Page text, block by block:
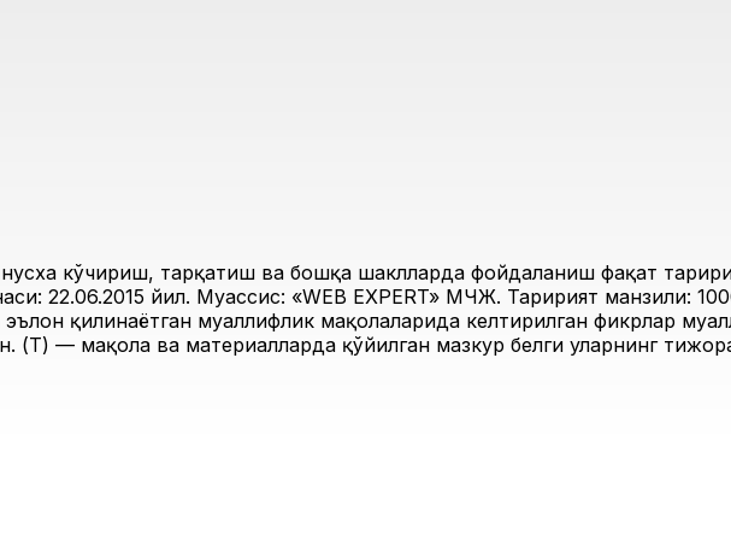
кўчириш, тарқатиш ва бошқа шаклларда фойдаланиш фақат
22.06.2015 йил. Муассис: «WEB EXPERT» МЧЖ. Таҳририят манзили:
қилинаётган муаллифлик мақолаларида келтирилган фикрлар
(Т) — мақола ва материалларда қўйилган мазкур белги уларнинг